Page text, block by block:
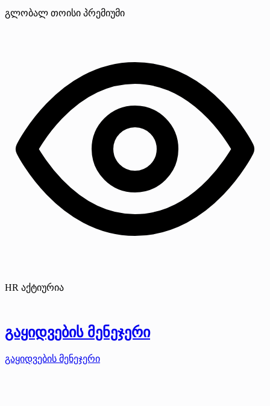
გლობალ თოისი პრემიუმი
HR აქტიურია
გაყიდვების მენეჯერი
გაყიდვების მენეჯერი